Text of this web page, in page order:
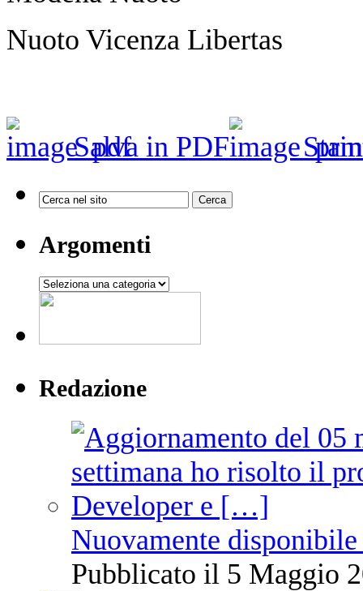
Nuoto Vicenza
Salva in PDF
Argomenti
Argomenti
Redazione
Nuovamente
Pubblicato il 5 Maggio